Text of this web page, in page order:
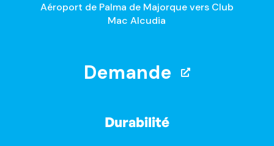
Aéroport de Palma de Majorque vers Club
Mac Alcudia
Demande
Durabilité